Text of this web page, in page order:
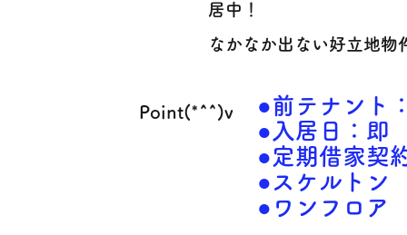
居中！
なかなか出ない好立地
Point(*^^)v
●前テナント
●入居日：即
●定期借家契
●スケルトン
●ワンフロア